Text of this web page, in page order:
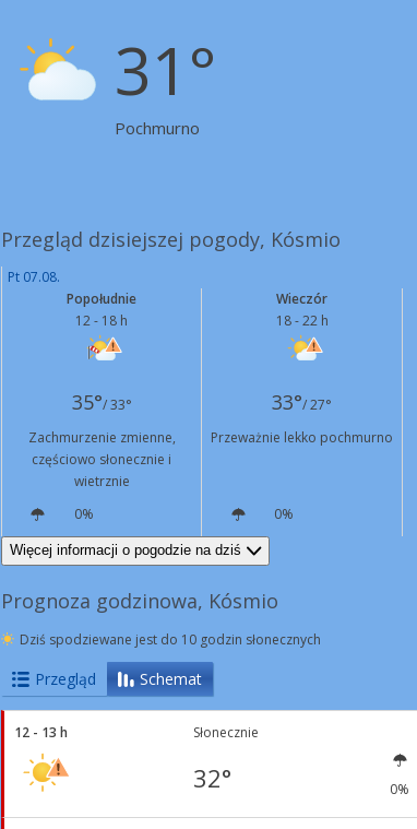
31°
Pochmurno
Przegląd dzisiejszej pogody, Kósmio
Pt 07.08.
Popołudnie
12 - 18 h
Wieczór
18 - 22 h
35°/ 33° 33°/ 27°
Zachmurzenie zmienne,
częściowo słonecznie i
wietrznie
Przeważnie lekko pochmurno
0% 0%
NE
15 km/h
Podmuchy
41 km/h
Więcej informacji o pogodzie na dziś
Prognoza godzinowa, Kósmio
Dziś spodziewane jest do 10 godzin słonecznych
Przegląd Schemat
12 - 13 h Słonecznie
32° 0%